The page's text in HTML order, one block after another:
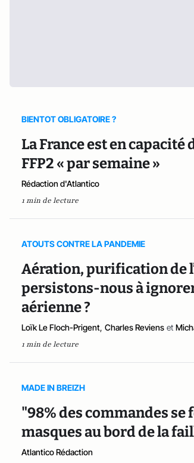
BIENTOT OBLIGATOIRE ?
La France est en
FFP2 « par semaine »
Rédaction d'Atlantico
1 min de lecture
ATOUTS CONTRE LA PANDEMIE
Aération, purification de
persistons-nous à
aérienne ?
Loïk Le Floch-Prigent, Charles Reviens et
1 min de lecture
MADE IN BREIZH
"98% des commandes
masques au bord de la
Atlantico Rédaction